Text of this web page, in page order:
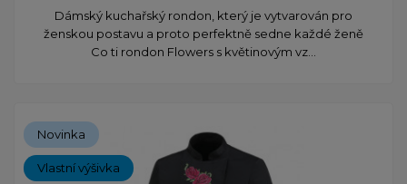
Dámský kuchařský rondon, který je vytvarován pro
ženskou postavu a proto perfektně sedne každé ženě
Co ti rondon Flowers s květinovým vz...
Novinka
Vlastní výšivka